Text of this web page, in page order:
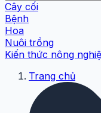
Cây cối
Bệnh
Hoa
Nuôi trồng
Kiến thức nông
Trang chủ